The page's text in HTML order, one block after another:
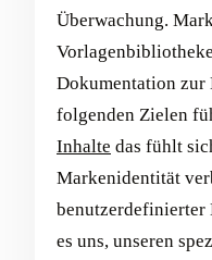
Überwachung.
Dokumentation zur
folgenden Zielen
Inhalte das fühlt
Markenidentität
benutzerdefinierter
es uns, unseren